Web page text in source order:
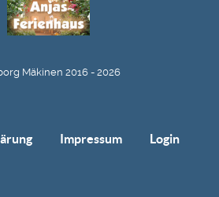
Mäkinen 2016 - 2026
Impressum Login